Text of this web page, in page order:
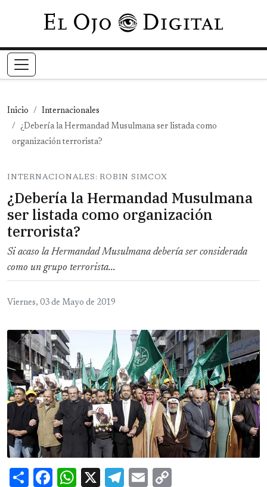
Pasar al contenido principal
Inicio
Internacionales
¿Debería la Hermandad Musulmana ser listada como
organización terrorista?
INTERNACIONALES: ROBIN SIMCOX
¿Debería la Hermandad Musulmana
ser listada como organización
terrorista?
Si acaso la Hermandad Musulmana debería ser considerada
como un grupo terrorista...
Viernes, 03 de Mayo de 2019
ShareFacebook
WhatsApp
X Telegram
Email